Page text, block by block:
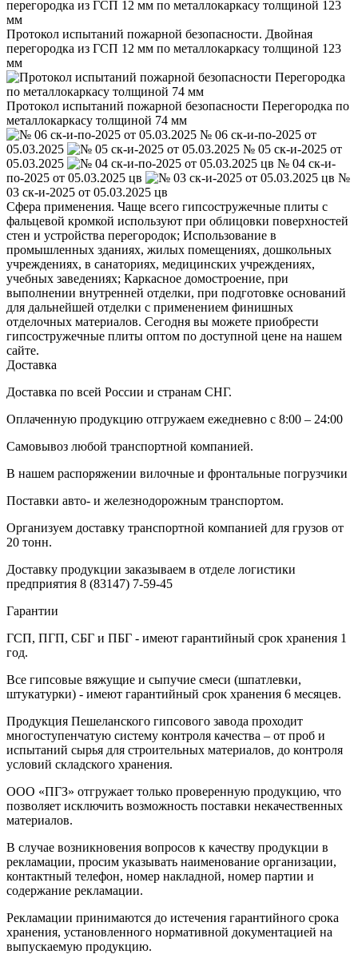
Протокол испытаний пожарной безопасности. Двойная
перегородка из ГСП 12 мм по металлокаркасу толщиной 123
мм
Протокол испытаний пожарной безопасности Перегородка по
металлокаркасу толщиной 74 мм
№ 06 ск-и-по-2025 от
05.03.2025
№ 05 ск-и-2025 от
05.03.2025
№ 04 ск-и-
по-2025 от 05.03.2025 цв
№
03 ск-и-2025 от 05.03.2025 цв
Сфера применения. Чаще всего гипсостружечные плиты с
фальцевой кромкой используют при облицовки поверхностей
стен и устройства перегородок; Использование в
промышленных зданиях, жилых помещениях, дошкольных
учреждениях, в санаториях, медицинских учреждениях,
учебных заведениях; Каркасное домостроение, при
выполнении внутренней отделки, при подготовке оснований
для дальнейшей отделки с применением финишных
отделочных материалов. Сегодня вы можете приобрести
гипсостружечные плиты оптом по доступной цене на нашем
сайте.
Доставка
Доставка по всей России и странам СНГ.
Оплаченную продукцию отгружаем ежедневно с 8:00 – 24:00
Самовывоз любой транспортной компанией.
В нашем распоряжении вилочные и фронтальные погрузчики
Поставки авто- и железнодорожным транспортом.
Организуем доставку транспортной компанией для грузов от
20 тонн.
Доставку продукции заказываем в отделе логистики
предприятия 8 (83147) 7-59-45
Гарантии
ГСП, ПГП, СБГ и ПБГ - имеют гарантийный срок хранения 1
год.
Все гипсовые вяжущие и сыпучие смеси (шпатлевки,
штукатурки) - имеют гарантийный срок хранения 6 месяцев.
Продукция Пешеланского гипсового завода проходит
многоступенчатую систему контроля качества – от проб и
испытаний сырья для строительных материалов, до контроля
условий складского хранения.
ООО «ПГЗ» отгружает только проверенную продукцию, что
позволяет исключить возможность поставки некачественных
материалов.
В случае возникновения вопросов к качеству продукции в
рекламации, просим указывать наименование организации,
контактный телефон, номер накладной, номер партии и
содержание рекламации.
Рекламации принимаются до истечения гарантийного срока
хранения, установленного нормативной документацией на
выпускаемую продукцию.